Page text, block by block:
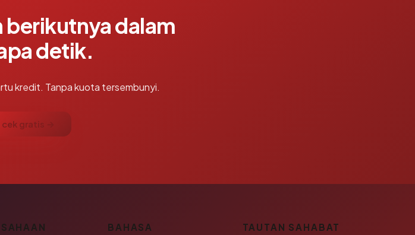
berikutnya dalam
detik.
kredit. Tanpa kuota tersembunyi.
cek gratis →
BAHASA TAUTAN SAHABAT